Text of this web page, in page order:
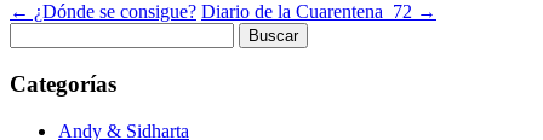
← ¿Dónde se consigue? Diario de la Cuarentena_72 →
Categorías
Andy & Sidharta